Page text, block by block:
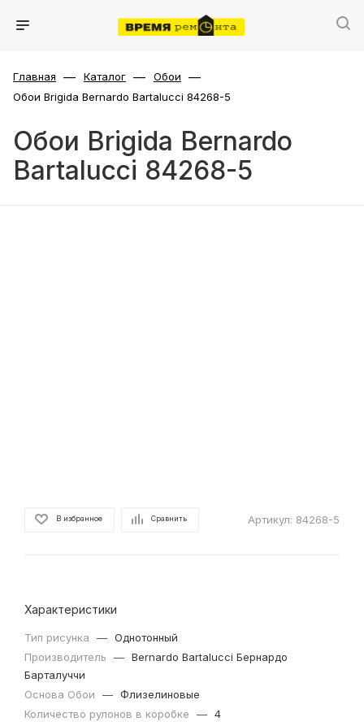
Главная — Каталог — Обои —
Обои Brigida Bernardo Bartalucci 84268-5
Обои Brigida Bernardo
Bartalucci 84268-5
В избранное Сравнить Артикул: 84268-5
Характеристики
Тип рисунка — Однотонный
Производитель
— Bernardo Bartalucci Бернардо
Барталуччи
Основа Обои
— Флизелиновые
Количество рулонов в коробке
— 4